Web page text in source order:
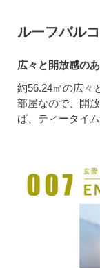
ルーフバル
広々と開放感の
約56.24㎡の広々
部屋なので、開
ば、ティータイ